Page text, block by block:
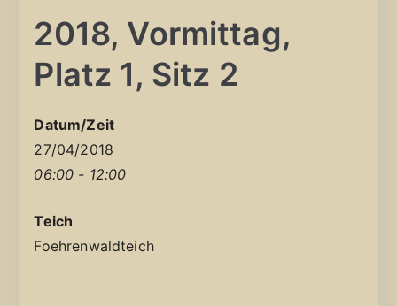
2018, Vormittag,
Platz 1, Sitz 2
Datum/Zeit
27/04/2018
06:00 - 12:00
Teich
Foehrenwaldteich